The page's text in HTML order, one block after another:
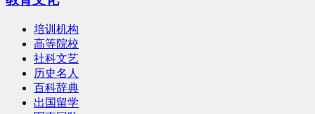
培训机构
高等院校
社科文艺
历史名人
百科辞典
出国留学